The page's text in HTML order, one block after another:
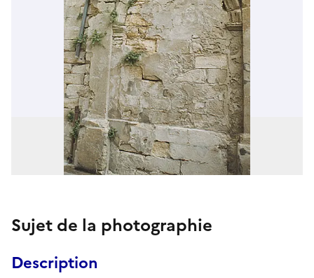
Sujet de la photographie
Description